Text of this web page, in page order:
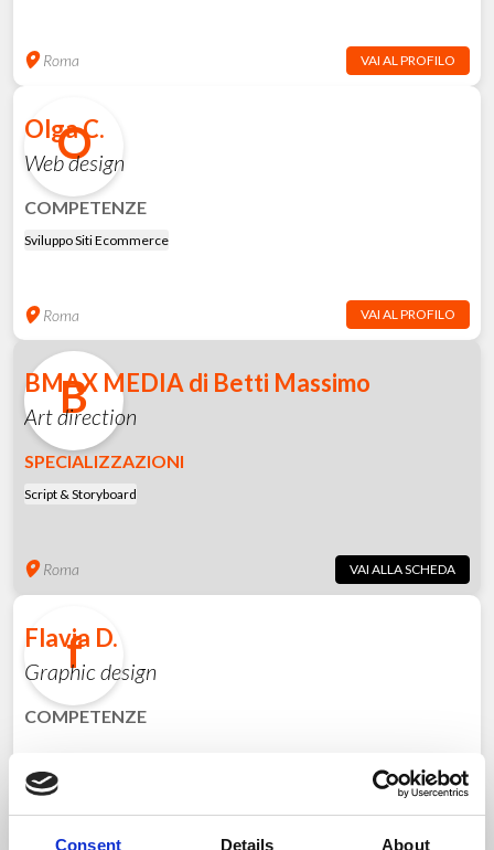
Consent Details About
Roma VAI AL PROFILO
O
Olga C.
Web design
COMPETENZE
Sviluppo Siti Ecommerce
Roma VAI AL PROFILO
B
BMAX MEDIA di Betti Massimo
Art direction
SPECIALIZZAZIONI
Script & Storyboard
Roma VAI ALLA SCHEDA
f
Flavia D.
Graphic design
COMPETENZE